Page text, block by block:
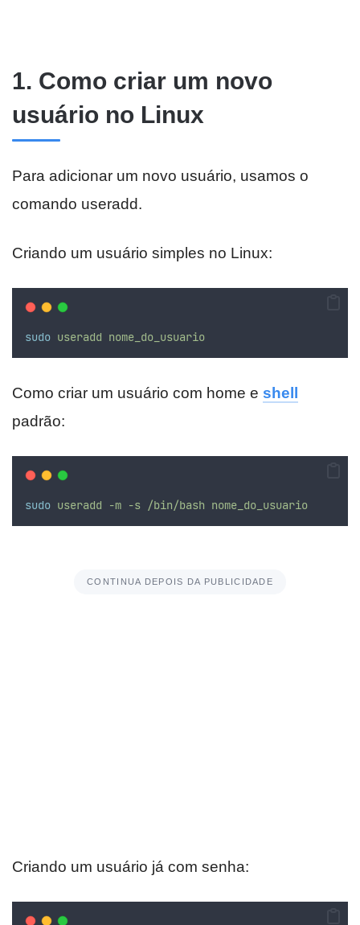
1. Como criar um novo
usuário no Linux
Para adicionar um novo usuário, usamos o
comando useradd.
Criando um usuário simples no Linux:
sudo useradd nome_do_usuario
Como criar um usuário com home e shell
padrão:
sudo useradd -m -s /bin/bash nome_do_usuario
CONTINUA DEPOIS DA PUBLICIDADE
Criando um usuário já com senha: